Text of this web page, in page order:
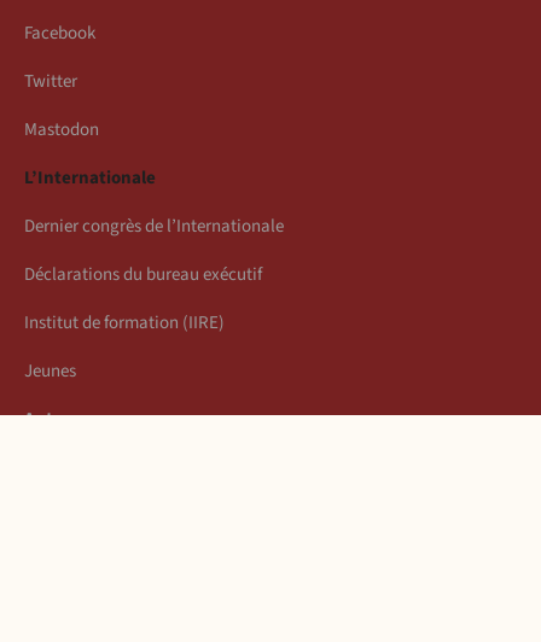
Facebook
Twitter
Mastodon
L’Internationale
Dernier congrès de l’Internationale
Déclarations du bureau exécutif
Institut de formation (IIRE)
Jeunes
Auteurs